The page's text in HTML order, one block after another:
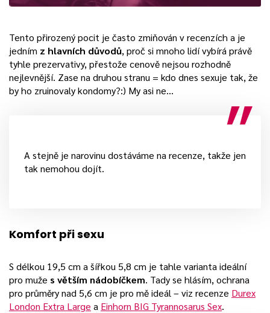
Tento přirozený pocit je často zmiňován v recenzích a je
jedním z hlavních důvodů, proč si mnoho lidí vybírá právě
tyhle prezervativy, přestože cenově nejsou rozhodně
nejlevnější. Zase na druhou stranu = kdo dnes sexuje tak, že
by ho zruinovaly kondomy?:) My asi ne…
A stejně je narovinu dostáváme na recenze, takže jen
tak nemohou dojít.
Komfort při sexu
S délkou 19,5 cm a šířkou 5,8 cm je tahle varianta ideální
pro muže s větším nádobíčkem. Tady se hlásím, ochrana
pro průměry nad 5,6 cm je pro mě ideál – viz recenze Durex
London Extra Large a Einhorn BIG Tyrannosarus Sex.